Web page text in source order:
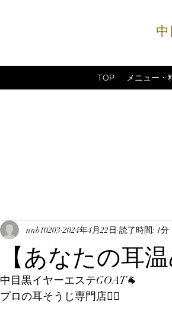
TOP メニュー・
【あなたの耳
nnb10203 2024年4月22日 読了時間: 1分
中目黒イヤーエステGOAT🐐
プロの耳そうじ専門店👂🏻